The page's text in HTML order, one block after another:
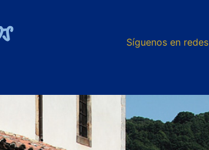
Síguenos en redes